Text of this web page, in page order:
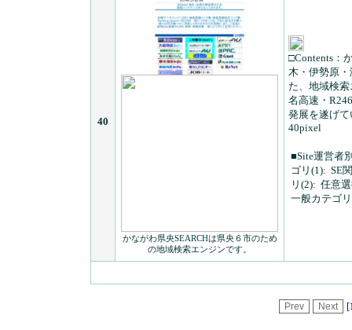
40
かながわ県央SEARCHは県央６市のため
の地域検索エンジンです。
□Contents：
木・伊勢原
た、地域検
名高速・
発展を遂げ
40pixel
■Site運営者
ゴリ(1): SE
リ(2): 任意
一般カテゴ
[